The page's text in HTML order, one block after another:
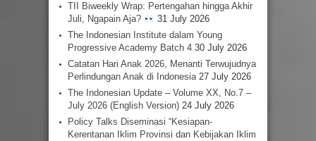
TII Biweekly Wrap: Pertengahan hingga Akhir
Juli, Ngapain Aja?
31 July 2026
The Indonesian Institute dalam Young
Progressive Academy Batch 4 30 July 2026
Catatan Hari Anak 2026, Menanti Terwujudnya
Perlindungan Anak di Indonesia 27 July 2026
The Indonesian Update – Volume XX, No.7 –
July 2026 (English Version) 24 July 2026
Policy Talks Diseminasi “Kesiapan-
Kerentanan Iklim Provinsi dan Kebijakan Iklim